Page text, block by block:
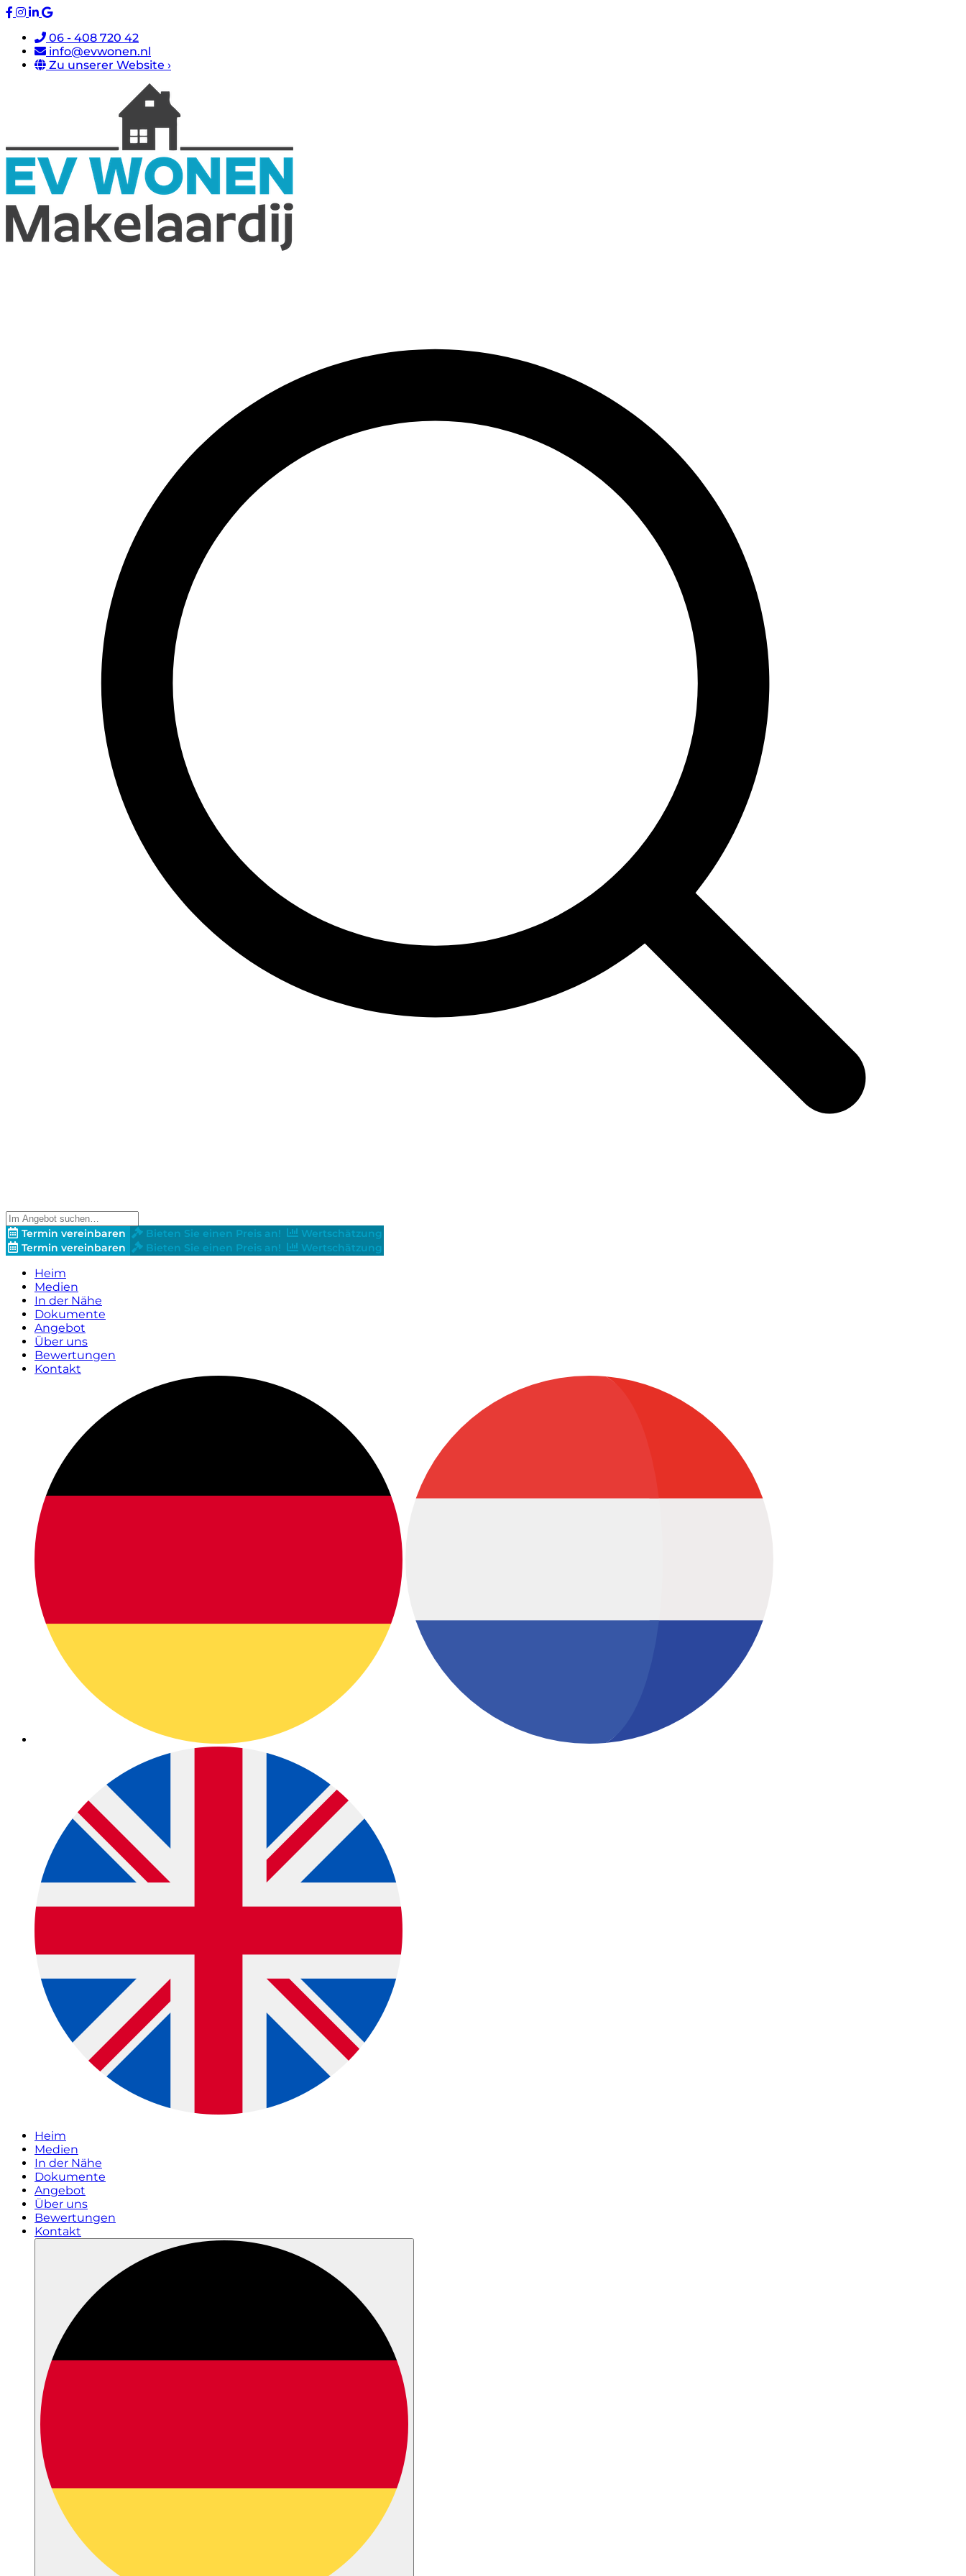
06 - 408 720 42
info@evwonen.nl
Zu unserer Website ›
Termin vereinbaren Bieten Sie einen Preis an!
Wertschätzung
Termin vereinbaren
Bieten Sie einen Preis an! Wertschätzung
Heim
Medien
In der Nähe
Dokumente
Angebot
Über uns
Bewertungen
Kontakt
Heim
Medien
In der Nähe
Dokumente
Angebot
Über uns
Bewertungen
Kontakt